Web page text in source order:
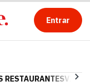
Entrar
RESTAURANTES